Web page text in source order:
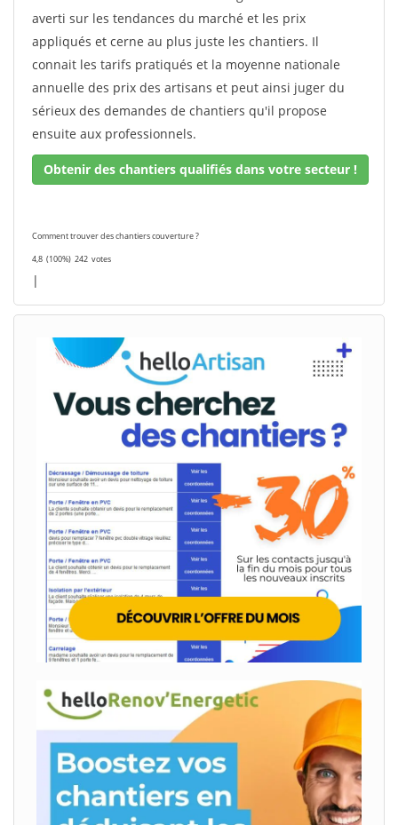
averti sur les tendances du marché et les prix
appliqués et cerne au plus juste les chantiers. Il
connait les tarifs pratiqués et la moyenne nationale
annuelle des prix des artisans et peut ainsi juger du
sérieux des demandes de chantiers qu'il propose
ensuite aux professionnels.
Obtenir des chantiers qualifiés dans votre secteur !
Comment trouver des chantiers couverture ?
4,8 (100%) 242 votes
|